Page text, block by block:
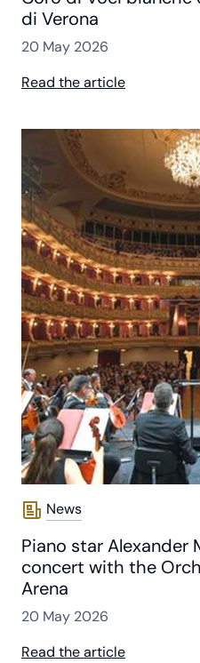
di Verona
20 May 2026
Read the article
News
Piano star Alexander
concert with the
Arena
20 May 2026
Read the article